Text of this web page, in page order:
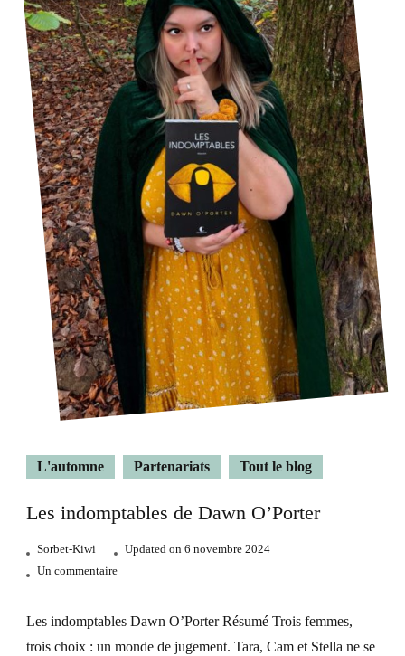
L'automne Partenariats Tout le blog
Les indomptables de Dawn O’Porter
Sorbet-Kiwi Updated on 6 novembre 2024
Un commentairesur
indomptables
Les indomptables Dawn O’Porter Résumé Trois femmes,
trois choix : un monde de jugement. Tara, Cam et Stella ne se